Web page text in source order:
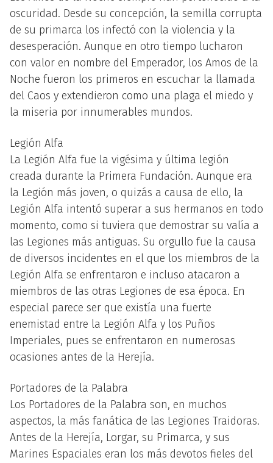
oscuridad. Desde su concepción, la semilla corrupta
de su primarca los infectó con la violencia y la
desesperación. Aunque en otro tiempo lucharon
con valor en nombre del Emperador, los Amos de la
Noche fueron los primeros en escuchar la llamada
del Caos y extendieron como una plaga el miedo y
la miseria por innumerables mundos.
Legión Alfa
La Legión Alfa fue la vigésima y última legión
creada durante la Primera Fundación. Aunque era
la Legión más joven, o quizás a causa de ello, la
Legión Alfa intentó superar a sus hermanos en todo
momento, como si tuviera que demostrar su valía a
las Legiones más antiguas. Su orgullo fue la causa
de diversos incidentes en el que los miembros de la
Legión Alfa se enfrentaron e incluso atacaron a
miembros de las otras Legiones de esa época. En
especial parece ser que existía una fuerte
enemistad entre la Legión Alfa y los Puños
Imperiales, pues se enfrentaron en numerosas
ocasiones antes de la Herejía.
Portadores de la Palabra
Los Portadores de la Palabra son, en muchos
aspectos, la más fanática de las Legiones Traidoras.
Antes de la Herejía, Lorgar, su Primarca, y sus
Marines Espaciales eran los más devotos fieles del